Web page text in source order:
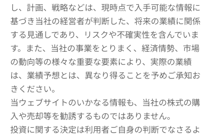
し、計画、戦略などは、現時点で入手可能な情報に
基づき当社の経営者が判断した、将来の業績に関係
する見通しであり、リスクや不確実性を含んでいま
す。また、当社の事業をとりまく、経済情勢、市場
の動向等の様々な重要な要素により、実際の業績
は、業績予想とは、異なり得ることを予めご承知お
きください。
当ウェブサイトのいかなる情報も、当社の株式の購
入や売却等を勧誘するものではありません。
投資に関する決定は利用者ご自身の判断でなさるよ